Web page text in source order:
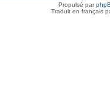
Propulsé par
Traduit en français